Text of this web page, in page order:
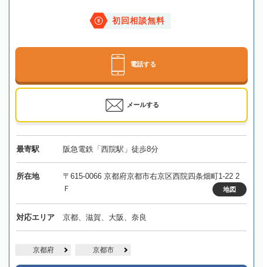
初回相談無料
電話する
メールする
最寄駅 阪急電鉄「西院駅」徒歩8分
所在地
〒615-0066 京都府京都市右京区西院四条畑町1-22 2
Ｆ
地図
対応エリア 京都、滋賀、大阪、奈良
京都府 京都市